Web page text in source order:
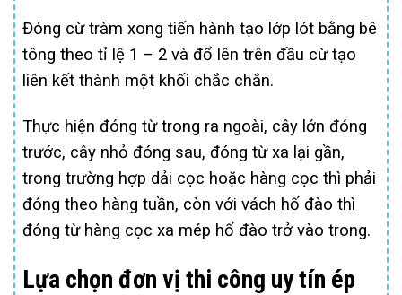
Đóng cừ tràm xong tiến hành tạo lớp lót bằng bê
tông theo tỉ lệ 1 – 2 và đổ lên trên đầu cừ tạo
liên kết thành một khối chắc chắn.
Thực hiện đóng từ trong ra ngoài, cây lớn đóng
trước, cây nhỏ đóng sau, đóng từ xa lại gần,
trong trường hợp dải cọc hoặc hàng cọc thì phải
đóng theo hàng tuần, còn với vách hố đào thì
đóng từ hàng cọc xa mép hố đào trở vào trong.
Lựa chọn đơn vị thi công uy tín ép